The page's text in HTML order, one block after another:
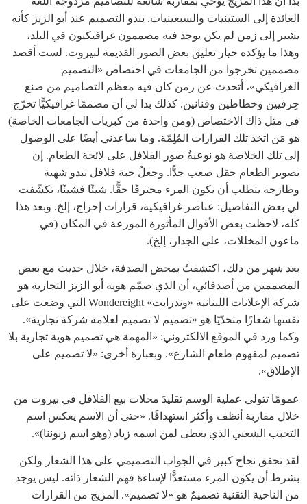
العائدة إلى الستينيات والسبعينيات. يبدو التصميم عند أبو الزيز كأنه
يشير إلى زمن لم يكن يوجد فيه مصممون غرافيكيون في البلد،
وهذا ما يؤكده خيار تعليق بعض الصور القديمة لبيروت. لست أقصد
مصممين تخرجوا من الجامعات في اختصاص «التصميم
الغرافيكي»، أتحدث عن زمن كان فيه معظم التصاميم من صنع
حِرفيين وخطاطين وفنانين. كذلك بدا لي أن مصممًا غرافيكيًّا تخرّج
في مثل ذاك الاختصاص (ومن واحدة من كبريات الجامعات الخاصة)
هو مَن اتخذ تلك القرارات المُلِمّة. وما ساعدني أيضًا على الوصول
إلى تلك الخلاصة هو نوعيةُ صور الفلافل على لائحة الطعام. إن
تصوير الطعام حقل صعب جدًّا. وجعلُ حبة فلافل تبدو شهية
وطازجة يتطلب أن يكون المرء محترفًا حقًّا. شيئًا فشيئًا، تكشّفت
لي بعض التفاصيل: عناصر غرافيكية، قرارات إخراج، إلخ. وبعد هذا
كله، لاحظت بعض الأقوال المأثورة الموزعة في المكان (في
ماعون المخللات، على الجدار، إلخ).
بعد شهر من ذلك، اكتشفتُ بمحض الصدفة، خلال حديث مع بعض
المصممين من أصدقائي، أن الذي صمّم هوية أبو الزيز التجارية هو
شركة الإعلانات اللبنانية «وندرايت» Wondereight التي وضعت على
نفسها شعارًا متحدّيًا هو «تصميم لا تصميم لعلامة شركة تجارية».
وكما ورد في الموقع الالكتروني: «المهمة هي تصميم هوية تجارية بلا
تصميم لمفهوم طعام الشارع». وبعبارة أخرى: «لا تصميم على
الإطلاق».
عمومًا تتولى عملية الوسم تقليدَ محلات بيع الفلافل في بيروت من
خلال مقاربة أنظف وأكثر استهدافًا. «حتى أن الاسم يعكس اسم
التحبب الشعبي الذي يعطى لمن اسمه زياد (وهو اسم زبوننا)».
لقد تحقق نجاح كبير في الجواب التصميمي على هذا الشعار ولكن
بشرط أن يكون المرء مستعدًّا لإساءة فهم الشعار ذاته. ليس يوجد
من الناحية التقنية تصميمٌ هو «لا تصميم». المزيج من القرارات